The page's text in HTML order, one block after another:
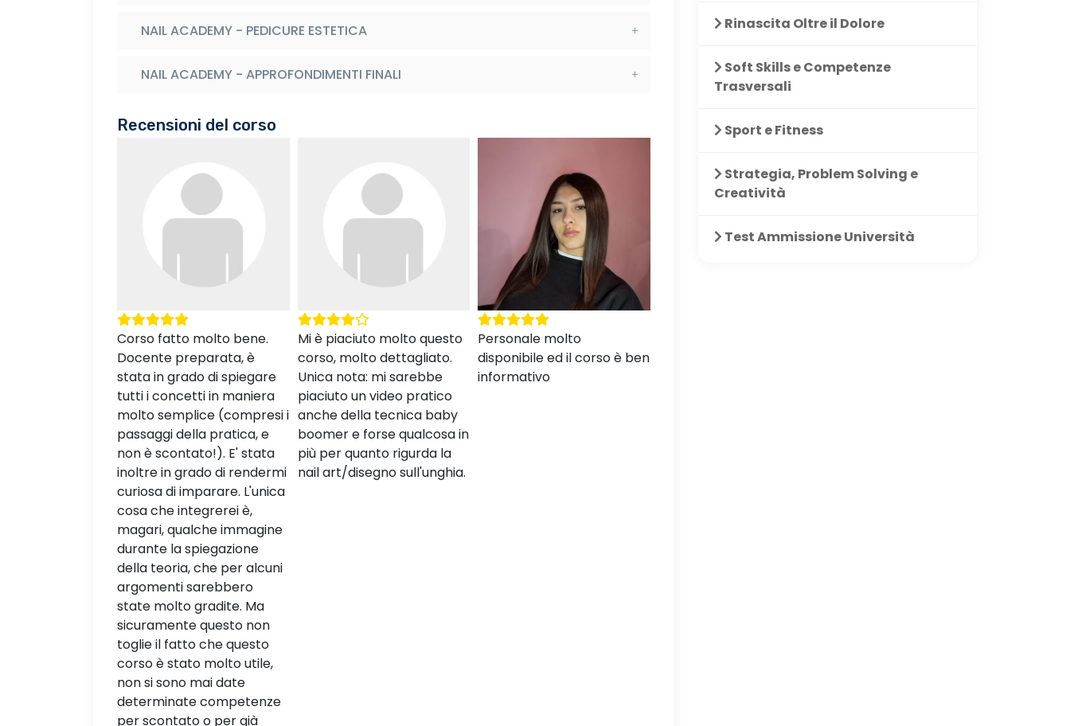
NAIL ACADEMY - PEDICURE ESTETICA
NAIL ACADEMY - APPROFONDIMENTI FINALI
Recensioni del corso
Mi è piaciuto molto questo
corso, molto dettagliato.
Unica nota: mi sarebbe
piaciuto un video pratico
anche della tecnica baby
boomer e forse qualcosa in
più per quanto rigurda la
nail art/disegno sull'unghia.
Personale molto
disponibile ed il corso è ben
informativo
Bravissima
Rinascita Oltre il Dolore
Soft Skills e Competenze
Trasversali
Sport e Fitness
Strategia, Problem Solving e
Creatività
Test Ammissione Università